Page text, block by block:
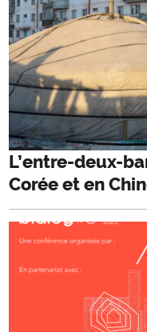
L’entre-deux-
Corée et en